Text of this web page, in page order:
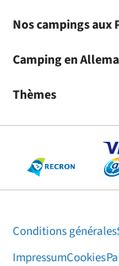
Nos campings aux
Camping en
Thèmes
Conditions générales
ImpressumCookies